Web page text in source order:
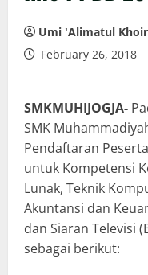
Umi 'Alimatul
February 26, 2018
SMKMUHIJOGJA-
SMK
Pendaftaran
untuk Kompetensi
Lunak, Teknik
Akuntansi dan
dan Siaran Televisi
sebagai berikut: